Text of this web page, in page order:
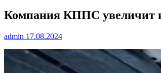
Компания КППС увеличит
admin 17.08.2024